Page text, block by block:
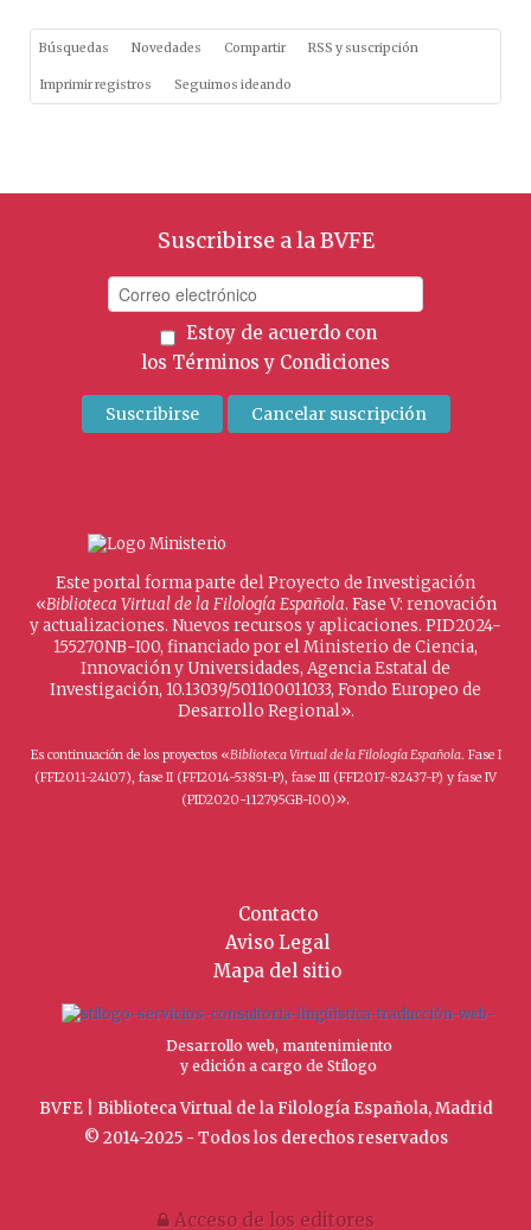
Búsquedas Novedades Compartir RSS y suscripción
Imprimir registros Seguimos ideando
Suscribirse a la BVFE
Estoy de acuerdo con
los Términos y Condiciones
Este portal forma parte del Proyecto de Investigación
«Biblioteca Virtual de la Filología Española. Fase V: renovación
y actualizaciones. Nuevos recursos y aplicaciones. PID2024-
155270NB-I00, financiado por el Ministerio de Ciencia,
Innovación y Universidades, Agencia Estatal de
Investigación, 10.13039/501100011033, Fondo Europeo de
Desarrollo Regional».
Es continuación de los proyectos «Biblioteca Virtual de la Filología Española. Fase I
(FFI2011-24107), fase II (FFI2014-53851-P), fase III (FFI2017-82437-P) y fase IV
(PID2020-112795GB-I00)».
Contacto
Aviso Legal
Mapa del sitio
Desarrollo web, mantenimiento
y edición a cargo de Stílogo
BVFE | Biblioteca Virtual de la Filología Española, Madrid
© 2014-2025 - Todos los derechos reservados
Acceso de los editores